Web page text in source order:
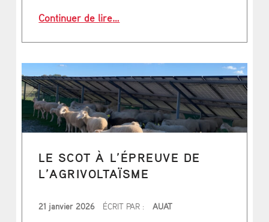
Continuer de lire…
LE SCOT À L’ÉPREUVE DE
L’AGRIVOLTAÏSME
21 janvier 2026 ÉCRIT PAR : AUAT